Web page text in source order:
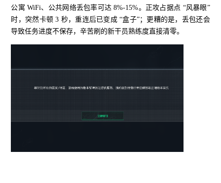
公寓 WiFi、公共网络丢包率可达 8%-15%。正攻占据点 “风暴眼”
时，突然卡顿 3 秒，重连后已变成 “盒子”；更糟的是，丢包还会
导致任务进度不保存，辛苦刷的新干员熟练度直接清零。